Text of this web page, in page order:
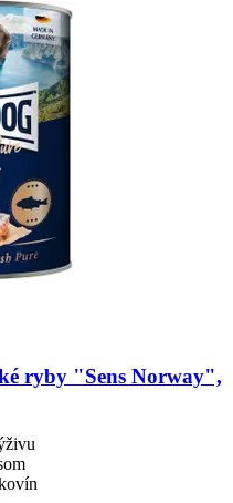
ryby "Sens Norway",